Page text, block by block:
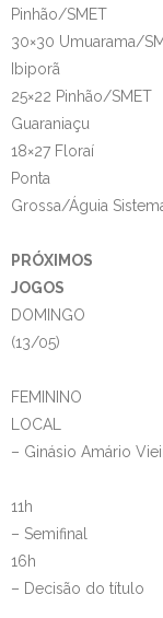
Pinhão/SMET
30×30 Umuarama/
Ibiporã
25×22 Pinhão/SMET
Guaraniaçu
18×27 Floraí
Ponta
Grossa/Águia
PRÓXIMOS
JOGOS
DOMINGO
(13/05)
FEMININO
LOCAL
– Ginásio Amário
11h
– Semifinal
16h
– Decisão do título